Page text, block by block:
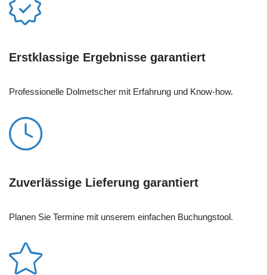
Erstklassige Ergebnisse garantiert
Professionelle Dolmetscher mit Erfahrung und Know-how.
Zuverlässige Lieferung garantiert
Planen Sie Termine mit unserem einfachen Buchungstool.